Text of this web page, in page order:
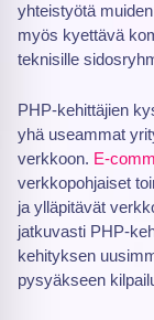
yhteistyötä
myös kyettävä
teknisille
PHP-kehittäjien
yhä useammat
verkkoon. E-
verkkopohjaiset
ja ylläpitävät
jatkuvasti PHP-
kehityksen
pysyäkseen